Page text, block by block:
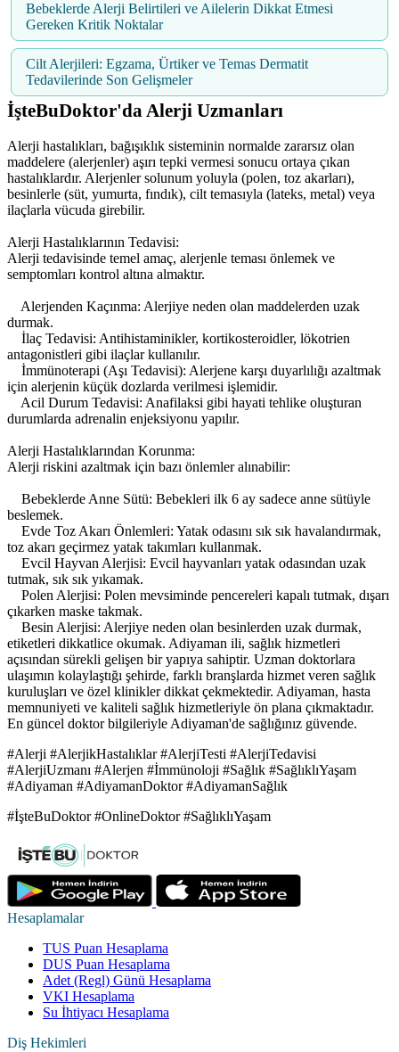
Bebeklerde Alerji Belirtileri ve Ailelerin Dikkat Etmesi
Gereken Kritik Noktalar
Cilt Alerjileri: Egzama, Ürtiker ve Temas Dermatit
Tedavilerinde Son Gelişmeler
İşteBuDoktor'da Alerji Uzmanları
Alerji hastalıkları, bağışıklık sisteminin normalde zararsız olan
maddelere (alerjenler) aşırı tepki vermesi sonucu ortaya çıkan
hastalıklardır. Alerjenler solunum yoluyla (polen, toz akarları),
besinlerle (süt, yumurta, fındık), cilt temasıyla (lateks, metal) veya
ilaçlarla vücuda girebilir.
Alerji Hastalıklarının Tedavisi:
Alerji tedavisinde temel amaç, alerjenle teması önlemek ve
semptomları kontrol altına almaktır.
Alerjenden Kaçınma: Alerjiye neden olan maddelerden uzak
durmak.
İlaç Tedavisi: Antihistaminikler, kortikosteroidler, lökotrien
antagonistleri gibi ilaçlar kullanılır.
İmmünoterapi (Aşı Tedavisi): Alerjene karşı duyarlılığı azaltmak
için alerjenin küçük dozlarda verilmesi işlemidir.
Acil Durum Tedavisi: Anafilaksi gibi hayati tehlike oluşturan
durumlarda adrenalin enjeksiyonu yapılır.
Alerji Hastalıklarından Korunma:
Alerji riskini azaltmak için bazı önlemler alınabilir:
Bebeklerde Anne Sütü: Bebekleri ilk 6 ay sadece anne sütüyle
beslemek.
Evde Toz Akarı Önlemleri: Yatak odasını sık sık havalandırmak,
toz akarı geçirmez yatak takımları kullanmak.
Evcil Hayvan Alerjisi: Evcil hayvanları yatak odasından uzak
tutmak, sık sık yıkamak.
Polen Alerjisi: Polen mevsiminde pencereleri kapalı tutmak, dışarı
çıkarken maske takmak.
Besin Alerjisi: Alerjiye neden olan besinlerden uzak durmak,
etiketleri dikkatlice okumak. Adiyaman ili, sağlık hizmetleri
açısından sürekli gelişen bir yapıya sahiptir. Uzman doktorlara
ulaşımın kolaylaştığı şehirde, farklı branşlarda hizmet veren sağlık
kuruluşları ve özel klinikler dikkat çekmektedir. Adiyaman, hasta
memnuniyeti ve kaliteli sağlık hizmetleriyle ön plana çıkmaktadır.
En güncel doktor bilgileriyle Adiyaman'de sağlığınız güvende.
#Alerji #AlerjikHastalıklar #AlerjiTesti #AlerjiTedavisi
#AlerjiUzmanı #Alerjen #İmmünoloji #Sağlık #SağlıklıYaşam
#Adiyaman #AdiyamanDoktor #AdiyamanSağlık
#İşteBuDoktor #OnlineDoktor #SağlıklıYaşam
Hesaplamalar
TUS Puan Hesaplama
DUS Puan Hesaplama
Adet (Regl) Günü Hesaplama
VKI Hesaplama
Su İhtiyacı Hesaplama
Diş Hekimleri